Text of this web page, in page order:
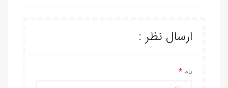
ارسال نظر :
نام